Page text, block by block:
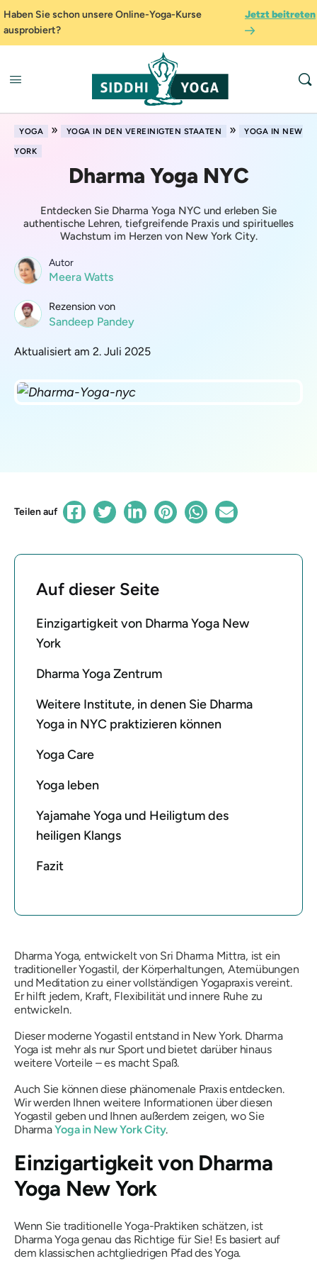
Haben Sie schon unsere Online-Yoga-Kurse
ausprobiert?
Jetzt beitreten
YOGA » YOGA IN DEN VEREINIGTEN STAATEN »
YOGA IN NEW
YORK
Dharma Yoga NYC
Entdecken Sie Dharma Yoga NYC und erleben Sie
authentische Lehren, tiefgreifende Praxis und spirituelles
Wachstum im Herzen von New York City.
Autor
Meera Watts
Rezension von
Sandeep Pandey
Aktualisiert am 2. Juli 2025
Teilen auf
Auf dieser Seite
Einzigartigkeit von Dharma Yoga New
York
Dharma Yoga Zentrum
Weitere Institute, in denen Sie Dharma
Yoga in NYC praktizieren können
Yoga Care
Yoga leben
Yajamahe Yoga und Heiligtum des
heiligen Klangs
Fazit
Dharma Yoga, entwickelt von Sri Dharma Mittra, ist ein
traditioneller Yogastil, der Körperhaltungen, Atemübungen
und Meditation zu einer vollständigen Yogapraxis vereint.
Er hilft jedem, Kraft, Flexibilität und innere Ruhe zu
entwickeln.
Dieser moderne Yogastil entstand in New York. Dharma
Yoga ist mehr als nur Sport und bietet darüber hinaus
weitere Vorteile – es macht Spaß.
Auch Sie können diese phänomenale Praxis entdecken.
Wir werden Ihnen weitere Informationen über diesen
Yogastil geben und Ihnen außerdem zeigen, wo Sie
DharmaYoga in New York City.
Einzigartigkeit von Dharma
Yoga New York
Wenn Sie traditionelle Yoga-Praktiken schätzen, ist
Dharma Yoga genau das Richtige für Sie! Es basiert auf
dem klassischen achtgliedrigen Pfad des Yoga.